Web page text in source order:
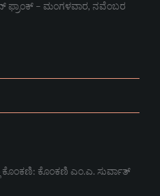
ಫ್ರಾಂಕ್ – ಮಂಗಳವಾರ, ನವೆಂಬರ
ಕೊಂಕಣಿ: ಕೊಂಕಣಿ ಎಂ.ಎ. ಸುರ್ವಾತ್